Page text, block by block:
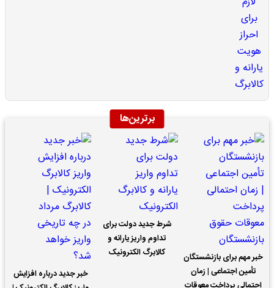
برترین‌ها
خبر مهم برای بازنشستگان
تأمین اجتماعی | زمان
شرط جدید دولت برای
تداوم واریز یارانه و
کالابرگ الکترونیک
خبر جدید درباره افزایش